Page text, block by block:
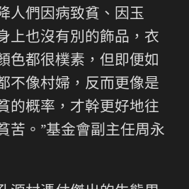
人們因病致貧、因玉
上也沒有別的飾品，衣
色都很樸素，但即便如
不像村婦，反而更像是
的概率，才幹更好地往
苦。”基金會副主任周永